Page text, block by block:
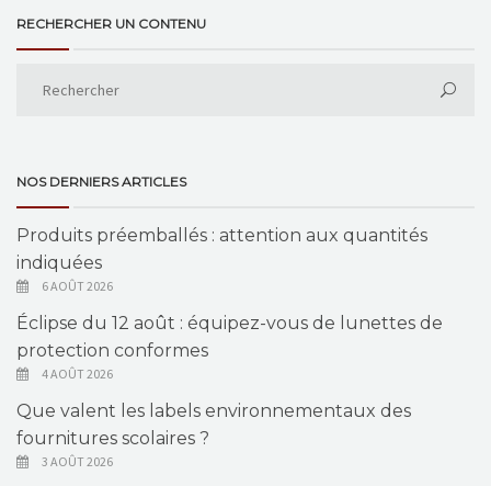
RECHERCHER UN CONTENU
NOS DERNIERS ARTICLES
Produits préemballés : attention aux quantités
indiquées
6 AOÛT 2026
Éclipse du 12 août : équipez-vous de lunettes de
protection conformes
4 AOÛT 2026
Que valent les labels environnementaux des
fournitures scolaires ?
3 AOÛT 2026